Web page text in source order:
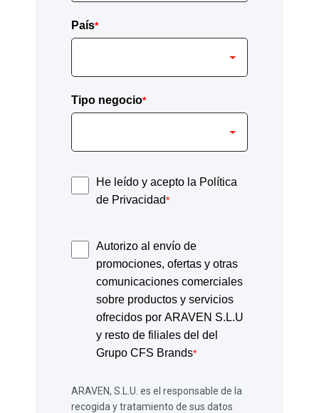
País*
Tipo negocio*
He leído y acepto la Política
de Privacidad*
Autorizo al envío de
promociones, ofertas y otras
comunicaciones comerciales
sobre productos y servicios
ofrecidos por ARAVEN S.L.U
y resto de filiales del del
Grupo CFS Brands*
ARAVEN, S.L.U. es el responsable de la
recogida y tratamiento de sus datos